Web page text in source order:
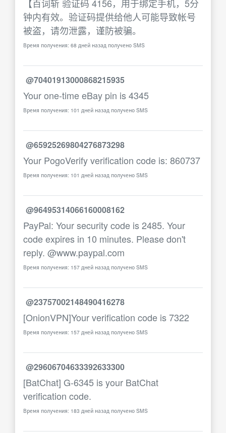
【百词斩 验证码 4156，用于绑定手机，5分
钟内有效。验证码提供给他人可能导致帐号
被盗，请勿泄露，谨防被骗。
Время получения: 68 дней назад получено SMS
@70401913000868215935
Your one-time eBay pin is 4345
Время получения: 101 дней назад получено SMS
@65925269804276873298
Your PogoVerify verification code is: 860737
Время получения: 101 дней назад получено SMS
@96495314066160008162
PayPal: Your security code is 2485. Your
code expires in 10 minutes. Please don't
reply. @www.paypal.com
Время получения: 157 дней назад получено SMS
@23757002148490416278
[OnionVPN]Your verification code is 7322
Время получения: 157 дней назад получено SMS
@29606704633392633300
[BatChat] G-6345 is your BatChat
verification code.
Время получения: 183 дней назад получено SMS